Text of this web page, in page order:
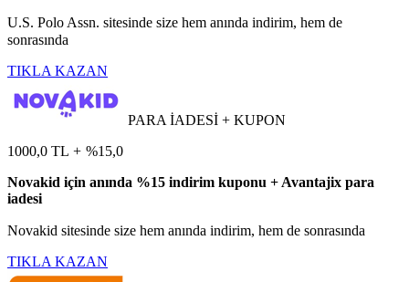
U.S. Polo Assn. sitesinde size hem anında indirim, hem de
sonrasında
TIKLA KAZAN
PARA İADESİ + KUPON
1000,0 TL + %15,0
Novakid için anında %15 indirim kuponu + Avantajix para
iadesi
Novakid sitesinde size hem anında indirim, hem de sonrasında
TIKLA KAZAN